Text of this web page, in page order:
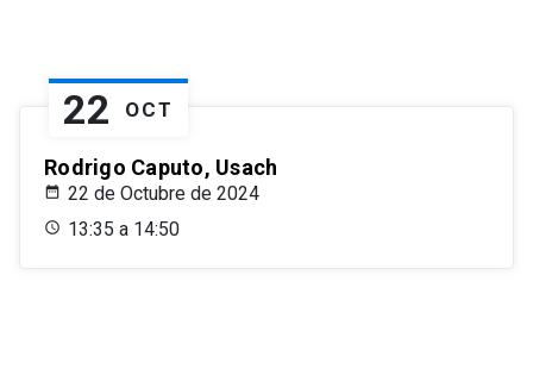
22 OCT
Rodrigo Caputo, Usach
22 de Octubre de 2024
13:35 a 14:50